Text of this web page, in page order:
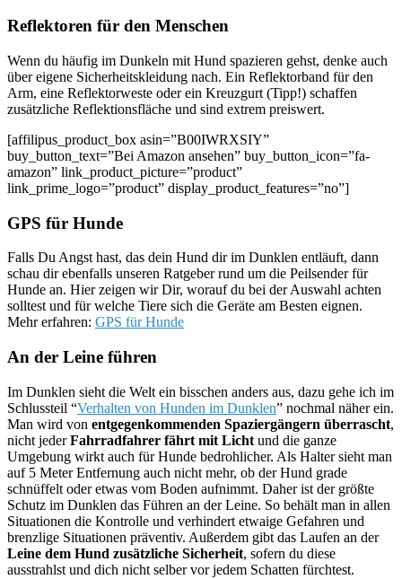
Reflektoren für den Menschen
Wenn du häufig im Dunkeln mit Hund spazieren gehst, denke auch
über eigene Sicherheitskleidung nach. Ein Reflektorband für den
Arm, eine Reflektorweste oder ein Kreuzgurt (Tipp!) schaffen
zusätzliche Reflektionsfläche und sind extrem preiswert.
[affilipus_product_box asin=”B00IWRXSIY”
buy_button_text=”Bei Amazon ansehen” buy_button_icon=”fa-
amazon” link_product_picture=”product”
link_prime_logo=”product” display_product_features=”no”]
GPS für Hunde
Falls Du Angst hast, das dein Hund dir im Dunklen entläuft, dann
schau dir ebenfalls unseren Ratgeber rund um die Peilsender für
Hunde an. Hier zeigen wir Dir, worauf du bei der Auswahl achten
solltest und für welche Tiere sich die Geräte am Besten eignen.
Mehr erfahren: GPS für Hunde
An der Leine führen
Im Dunklen sieht die Welt ein bisschen anders aus, dazu gehe ich im
Schlussteil “Verhalten von Hunden im Dunklen” nochmal näher ein.
Man wird von entgegenkommenden Spaziergängern überrascht,
nicht jederFahrradfahrer fährt mit Licht und die ganze
Umgebung wirkt auch für Hunde bedrohlicher. Als Halter sieht man
auf 5 Meter Entfernung auch nicht mehr, ob der Hund grade
schnüffelt oder etwas vom Boden aufnimmt. Daher ist der größte
Schutz im Dunklen das Führen an der Leine. So behält man in allen
Situationen die Kontrolle und verhindert etwaige Gefahren und
brenzlige Situationen präventiv. Außerdem gibt das Laufen an der
Leine dem Hund zusätzliche Sicherheit, sofern du diese
ausstrahlst und dich nicht selber vor jedem Schatten fürchtest.